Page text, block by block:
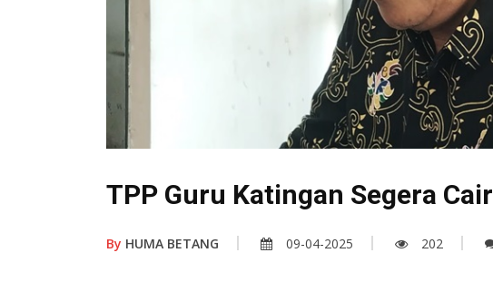
TPP Guru Katingan Segera Cair
By HUMA BETANG 09-04-2025 202